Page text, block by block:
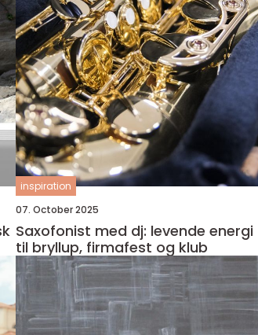
inspiration
07. October 2025
Saxofonist med dj: levende energi
til bryllup, firmafest og klub